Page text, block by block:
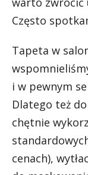
Często
Tapeta w
i w pewnym
Dlatego też
chętnie
cenach),